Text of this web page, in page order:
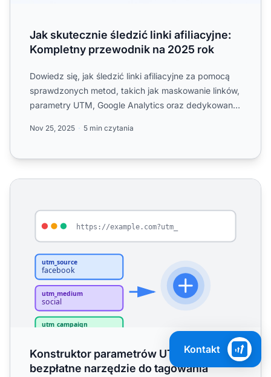
Jak skutecznie śledzić linki afiliacyjne:
Kompletny przewodnik na 2025 rok
Dowiedz się, jak śledzić linki afiliacyjne za pomocą
sprawdzonych metod, takich jak maskowanie linków,
parametry UTM, Google Analytics oraz dedykowane
Nov 25, 2025 5 min czytania
Konstruktor parametrów UTM - bezpłatne narzędzie do
Konstruktor parametrów UTM -
bezpłatne narzędzie do tagowania
Kontakt